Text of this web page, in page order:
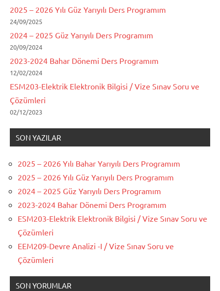
2025 – 2026 Yılı Güz Yarıyılı Ders Programım
24/09/2025
2024 – 2025 Güz Yarıyılı Ders Programım
20/09/2024
2023-2024 Bahar Dönemi Ders Programım
12/02/2024
ESM203-Elektrik Elektronik Bilgisi / Vize Sınav Soru ve
Çözümleri
02/12/2023
SON YAZILAR
2025 – 2026 Yılı Bahar Yarıyılı Ders Programım
2025 – 2026 Yılı Güz Yarıyılı Ders Programım
2024 – 2025 Güz Yarıyılı Ders Programım
2023-2024 Bahar Dönemi Ders Programım
ESM203-Elektrik Elektronik Bilgisi / Vize Sınav Soru ve
Çözümleri
EEM209-Devre Analizi -I / Vize Sınav Soru ve
Çözümleri
SON YORUMLAR